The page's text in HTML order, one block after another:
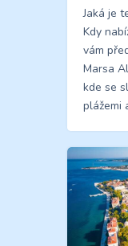
Jaká je
Kdy
vám
Marsa
kde se
plážemi